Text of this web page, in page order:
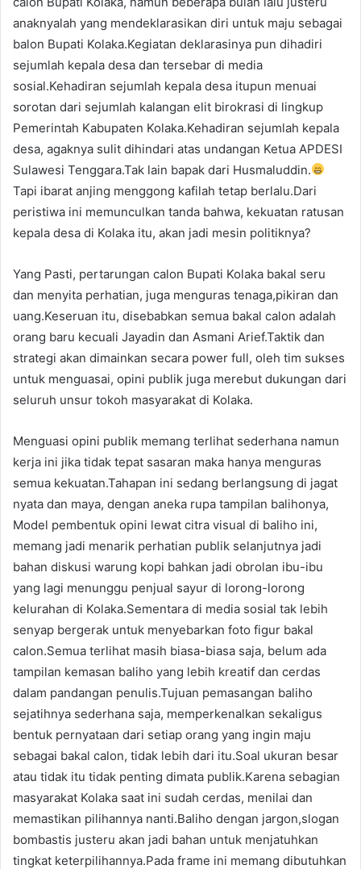
anaknyalah yang mendeklarasikan diri untuk maju sebagai
balon Bupati Kolaka.Kegiatan deklarasinya pun dihadiri
sejumlah kepala desa dan tersebar di media
sosial.Kehadiran sejumlah kepala desa itupun menuai
sorotan dari sejumlah kalangan elit birokrasi di lingkup
Pemerintah Kabupaten Kolaka.Kehadiran sejumlah kepala
desa, agaknya sulit dihindari atas undangan Ketua APDESI
Sulawesi Tenggara.Tak lain bapak dari Husmaluddin.
Tapi ibarat anjing menggong kafilah tetap berlalu.Dari
peristiwa ini memunculkan tanda bahwa, kekuatan ratusan
kepala desa di Kolaka itu, akan jadi mesin politiknya?
Yang Pasti, pertarungan calon Bupati Kolaka bakal seru
dan menyita perhatian, juga menguras tenaga,pikiran dan
uang.Keseruan itu, disebabkan semua bakal calon adalah
orang baru kecuali Jayadin dan Asmani Arief.Taktik dan
strategi akan dimainkan secara power full, oleh tim sukses
untuk menguasai, opini publik juga merebut dukungan dari
seluruh unsur tokoh masyarakat di Kolaka.
Menguasi opini publik memang terlihat sederhana namun
kerja ini jika tidak tepat sasaran maka hanya menguras
semua kekuatan.Tahapan ini sedang berlangsung di jagat
nyata dan maya, dengan aneka rupa tampilan balihonya,
Model pembentuk opini lewat citra visual di baliho ini,
memang jadi menarik perhatian publik selanjutnya jadi
bahan diskusi warung kopi bahkan jadi obrolan ibu-ibu
yang lagi menunggu penjual sayur di lorong-lorong
kelurahan di Kolaka.Sementara di media sosial tak lebih
senyap bergerak untuk menyebarkan foto figur bakal
calon.Semua terlihat masih biasa-biasa saja, belum ada
tampilan kemasan baliho yang lebih kreatif dan cerdas
dalam pandangan penulis.Tujuan pemasangan baliho
sejatihnya sederhana saja, memperkenalkan sekaligus
bentuk pernyataan dari setiap orang yang ingin maju
sebagai bakal calon, tidak lebih dari itu.Soal ukuran besar
atau tidak itu tidak penting dimata publik.Karena sebagian
masyarakat Kolaka saat ini sudah cerdas, menilai dan
memastikan pilihannya nanti.Baliho dengan jargon,slogan
bombastis justeru akan jadi bahan untuk menjatuhkan
tingkat keterpilihannya.Pada frame ini memang dibutuhkan